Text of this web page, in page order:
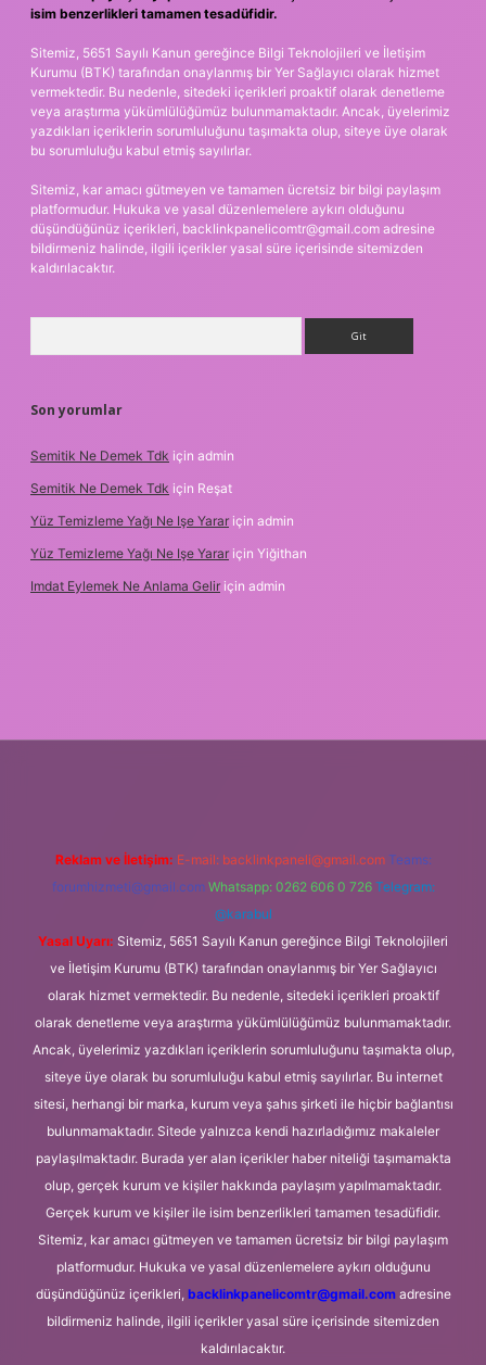
isim benzerlikleri tamamen tesadüfidir.
Sitemiz, 5651 Sayılı Kanun gereğince Bilgi Teknolojileri ve İletişim
Kurumu (BTK) tarafından onaylanmış bir Yer Sağlayıcı olarak hizmet
vermektedir. Bu nedenle, sitedeki içerikleri proaktif olarak denetleme
veya araştırma yükümlülüğümüz bulunmamaktadır. Ancak, üyelerimiz
yazdıkları içeriklerin sorumluluğunu taşımakta olup, siteye üye olarak
bu sorumluluğu kabul etmiş sayılırlar.
Sitemiz, kar amacı gütmeyen ve tamamen ücretsiz bir bilgi paylaşım
platformudur. Hukuka ve yasal düzenlemelere aykırı olduğunu
düşündüğünüz içerikleri, backlinkpanelicomtr@gmail.com adresine
bildirmeniz halinde, ilgili içerikler yasal süre içerisinde sitemizden
kaldırılacaktır.
Son yorumlar
Semitik Ne Demek Tdk için admin
Semitik Ne Demek Tdk için Reşat
Yüz Temizleme Yağı Ne Işe Yarar için admin
Yüz Temizleme Yağı Ne Işe Yarar için Yiğithan
Imdat Eylemek Ne Anlama Gelir için admin
Reklam ve İletişim: E-mail: backlinkpaneli@gmail.com Teams:
forumhizmeti@gmail.com Whatsapp: 0262 606 0 726 Telegram:
@karabul
Yasal Uyarı: Sitemiz, 5651 Sayılı Kanun gereğince Bilgi Teknolojileri
ve İletişim Kurumu (BTK) tarafından onaylanmış bir Yer Sağlayıcı
olarak hizmet vermektedir. Bu nedenle, sitedeki içerikleri proaktif
olarak denetleme veya araştırma yükümlülüğümüz bulunmamaktadır.
Ancak, üyelerimiz yazdıkları içeriklerin sorumluluğunu taşımakta olup,
siteye üye olarak bu sorumluluğu kabul etmiş sayılırlar. Bu internet
sitesi, herhangi bir marka, kurum veya şahıs şirketi ile hiçbir bağlantısı
bulunmamaktadır. Sitede yalnızca kendi hazırladığımız makaleler
paylaşılmaktadır. Burada yer alan içerikler haber niteliği taşımamakta
olup, gerçek kurum ve kişiler hakkında paylaşım yapılmamaktadır.
Gerçek kurum ve kişiler ile isim benzerlikleri tamamen tesadüfidir.
Sitemiz, kar amacı gütmeyen ve tamamen ücretsiz bir bilgi paylaşım
platformudur. Hukuka ve yasal düzenlemelere aykırı olduğunu
düşündüğünüz içerikleri, backlinkpanelicomtr@gmail.comadresine
bildirmeniz halinde, ilgili içerikler yasal süre içerisinde sitemizden
kaldırılacaktır.